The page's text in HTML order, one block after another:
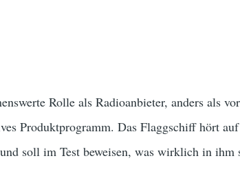
Rolle als Radioanbieter, anders als
Produktprogramm. Das Flaggschiff hört
soll im Test beweisen, was wirklich in ihm